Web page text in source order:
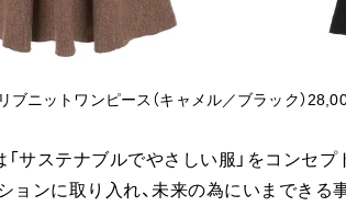
ブニットワンピース（キャメル／ブラック）
サステナブルでやさしい服」をコンセ
ョンに取り入れ、未来の為にいまできる